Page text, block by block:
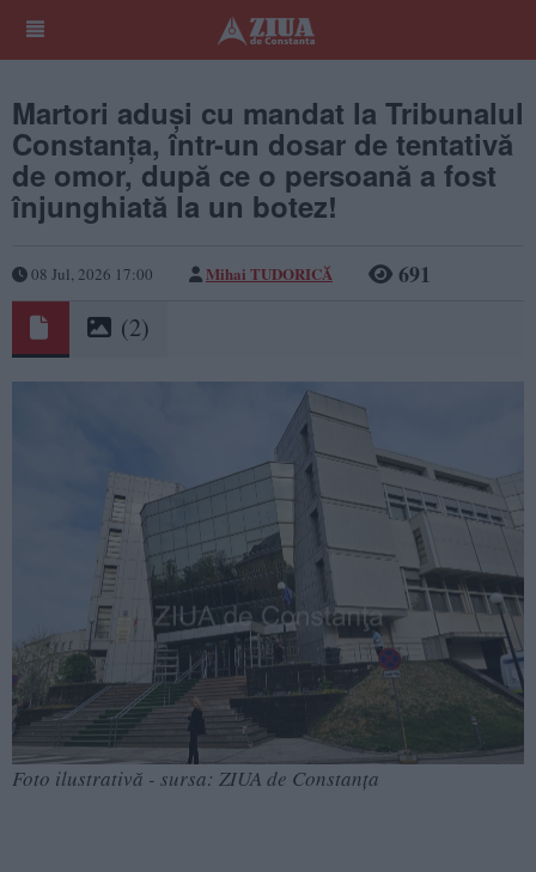
Martori aduși cu mandat la Tribunalul
Constanța, într-un dosar de tentativă
de omor, după ce o persoană a fost
înjunghiată la un botez!
08 Jul, 2026 17:00 Mihai TUDORICĂ 691
(2)
Foto ilustrativă - sursa: ZIUA de Constanța